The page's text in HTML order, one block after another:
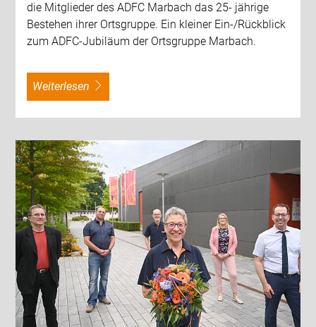
die Mitglieder des ADFC Marbach das 25- jährige
Bestehen ihrer Ortsgruppe. Ein kleiner Ein-/Rückblick
zum ADFC-Jubiläum der Ortsgruppe Marbach.
weiterlesen